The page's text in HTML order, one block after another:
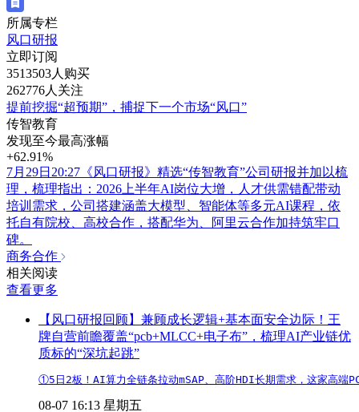
所属专栏
风口研报
立即订阅
3513503人购买
262776人关注
提前挖掘“超预期”，捕捉下一个市场“风口”
传智教育
发现至今最高涨幅
+62.91%
7月29日20:27《风口研报》精选“传智教育”公司研报并加以梳
理，梳理指出：2026上半年AI岗位大增，人才供需错配带动
培训需求，公司搭建涵盖大模型、智能体等多元AI课程，依
托自有院校、高校合作，搭配华为、阿里云合作加持筑牢口
碑。
商务合作
相关阅读
查看更多
【风口研报回顾】兼顾成长逻辑+基本面安全边际！王
牌自营前瞻覆盖“pcb+MLCC+电子布”，梳理AI产业链优
质标的“深坑起跳”
①5日2板！AI算力全链条拉动mSAP、高阶HDI长期需求，这家高端
08-07 16:13 星期五